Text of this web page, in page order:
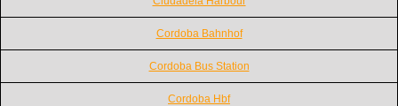
Cordoba Bahnhof
Cordoba Bus Station
Cordoba Hbf